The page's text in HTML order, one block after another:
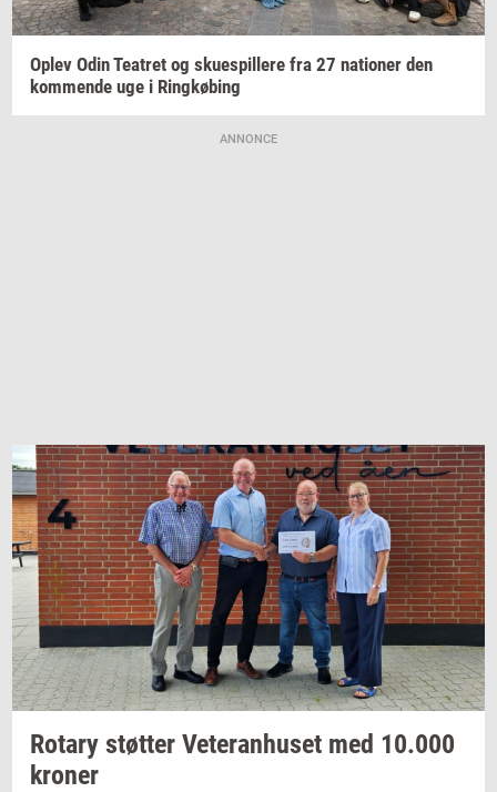
Oplev OdinTe­a­tret og sku­e­spil­le­re fra 27 na­tio­ner den
kom­men­de uge i Ring­kø­bing
ANNONCE
Ro­tary støt­ter Ve­te­ran­hu­set med 10.000
kro­ner